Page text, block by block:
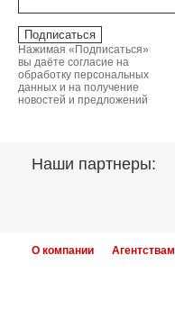
Нажимая «Подписаться»
вы даёте согласие на
обработку персональных
данных и на получение
новостей и предложений
Наши партнеры:
О компании Агентствам